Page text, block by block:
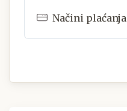
Načini plaćanja